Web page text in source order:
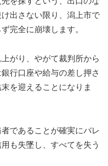
出さない限り、潟上市で
完全に崩壊します。
がり、やがて裁判所から
行口座や給与の差し押さ
を迎えることになりま
であることが確実にバレ
も失墜し、すべてを失う